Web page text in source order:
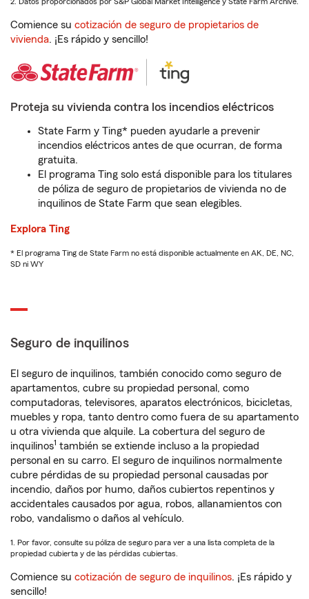
Comience su cotización de seguro de propietarios de
vivienda. ¡Es rápido y sencillo!
Proteja su vivienda contra los incendios eléctricos
State Farm y Ting* pueden ayudarle a prevenir
incendios eléctricos antes de que ocurran, de forma
gratuita.
El programa Ting solo está disponible para los titulares
de póliza de seguro de propietarios de vivienda no de
inquilinos de State Farm que sean elegibles.
Explora Ting
* El programa Ting de State Farm no está disponible actualmente en AK, DE, NC,
SD ni WY
Seguro de inquilinos
El seguro de inquilinos, también conocido como seguro de
apartamentos, cubre su propiedad personal, como
computadoras, televisores, aparatos electrónicos, bicicletas,
muebles y ropa, tanto dentro como fuera de su apartamento
u otra vivienda que alquile. La cobertura del seguro de
inquilinos1 también se extiende incluso a la propiedad
personal en su carro. El seguro de inquilinos normalmente
cubre pérdidas de su propiedad personal causadas por
incendio, daños por humo, daños cubiertos repentinos y
accidentales causados por agua, robos, allanamientos con
robo, vandalismo o daños al vehículo.
1. Por favor, consulte su póliza de seguro para ver a una lista completa de la
propiedad cubierta y de las pérdidas cubiertas.
Comience su cotización de seguro de inquilinos. ¡Es rápido y
sencillo!